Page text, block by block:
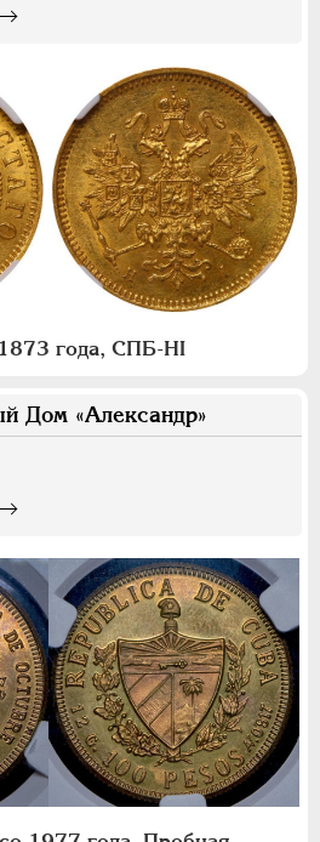
года, СПБ-НI
Дом «Александр»